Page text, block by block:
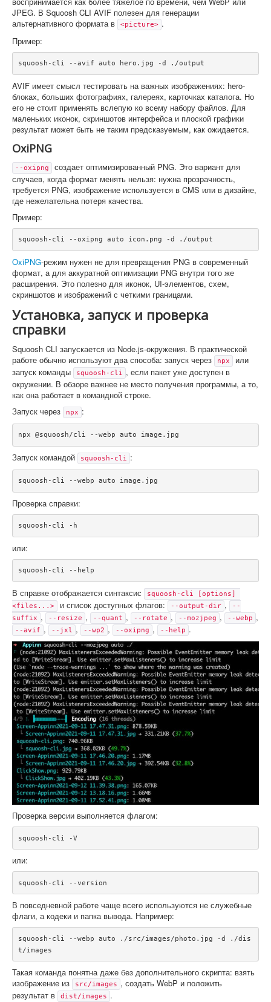
JPEG. В Squoosh CLI AVIF полезен для генерации
альтернативного формата в
<picture> .
Пример:
squoosh-cli --avif auto hero.jpg -d ./output
AVIF имеет смысл тестировать на важных изображениях: hero-
блоках, больших фотографиях, галереях, карточках каталога. Но
его не стоит применять вслепую ко всему набору файлов. Для
маленьких иконок, скриншотов интерфейса и плоской графики
результат может быть не таким предсказуемым, как ожидается.
OxiPNG
--oxipng
создает оптимизированный PNG. Это вариант для
случаев, когда формат менять нельзя: нужна прозрачность,
требуется PNG, изображение используется в CMS или в дизайне,
где нежелательна потеря качества.
Пример:
squoosh-cli --oxipng auto icon.png -d ./output
OxiPNG-режим нужен не для превращения PNG в современный
формат, а для аккуратной оптимизации PNG внутри того же
расширения. Это полезно для иконок, UI-элементов, схем,
скриншотов и изображений с четкими границами.
Установка, запуск и проверка
справки
Squoosh CLI запускается из Node.js-окружения. В практической
работе обычно используют два способа: запуск через
npx
или
запуск команды
squoosh-cli , если пакет уже доступен в
окружении. В обзоре важнее не место получения программы, а то,
как она работает в командной строке.
Запуск через
npx :
npx @squoosh/cli --webp auto image.jpg
Запуск командой squoosh-cli :
squoosh-cli --webp auto image.jpg
Проверка справки:
squoosh-cli -h
или:
squoosh-cli --help
В справке отображается синтаксис
squoosh-cli [options]
<files...>
и список доступных флагов: --output-dir ,
--
suffix , --resize , --quant , --rotate , --mozjpeg , --webp ,
--avif , --jxl , --wp2 , --oxipng , --help .
Проверка версии выполняется флагом:
squoosh-cli -V
или:
squoosh-cli --version
В повседневной работе чаще всего используются не служебные
флаги, а кодеки и папка вывода. Например:
squoosh-cli --webp auto ./src/images/photo.jpg -d ./dis
t/images
Такая команда понятна даже без дополнительного скрипта: взять
изображение из
src/images , создать WebP и положить
результат в
dist/images .